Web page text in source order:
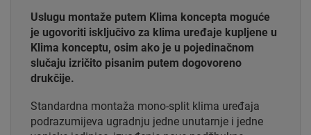
Uslugu montaže putem Klima koncepta moguće
je ugovoriti isključivo za klima uređaje kupljene u
Klima konceptu, osim ako je u pojedinačnom
slučaju izričito pisanim putem dogovoreno
drukčije.
Standardna montaža mono-split klima uređaja
podrazumijeva ugradnju jedne unutarnje i jedne